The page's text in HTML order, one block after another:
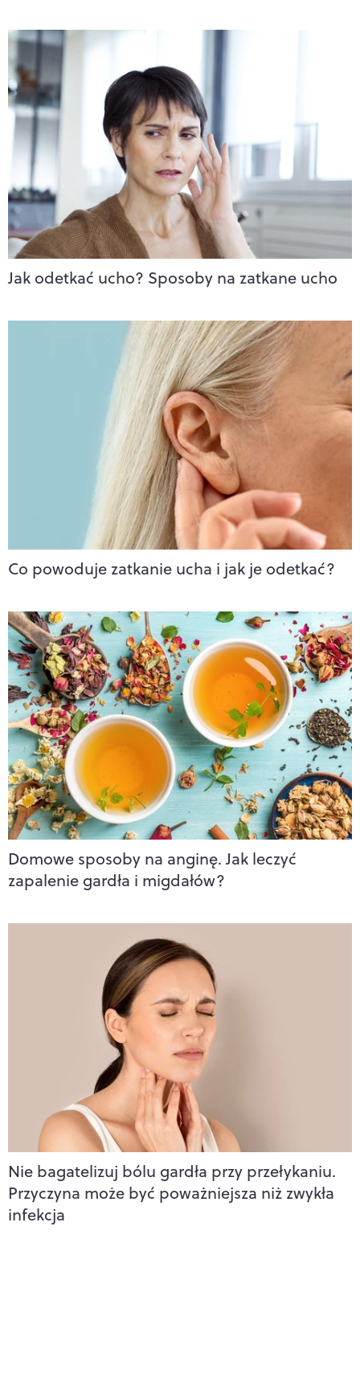
Jak odetkać ucho? Sposoby na zatkane ucho
Co powoduje zatkanie ucha i jak je odetkać?
Domowe sposoby na anginę. Jak leczyć
zapalenie gardła i migdałów?
Nie bagatelizuj bólu gardła przy przełykaniu.
Przyczyna może być poważniejsza niż zwykła
infekcja